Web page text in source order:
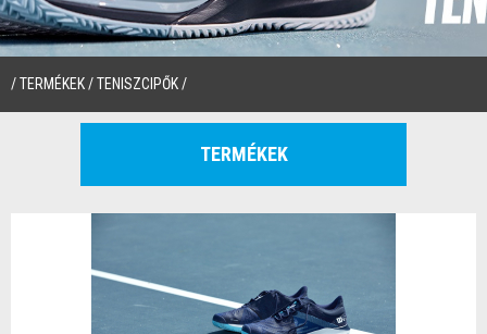
/TERMÉKEK/TENISZCIPŐK/
TERMÉKEK